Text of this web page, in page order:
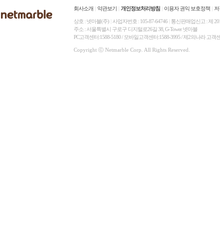
회사소개 약관보기 개인정보처리방침 이용자 권익 보호정책
상호 : 넷마블(주) 사업자번호 : 105-87-64746
통신판매업신고 : 제
주소 : 서울특별시 구로구 디지털로26길 38, G-Tower 넷마블
PC고객센터:1588-5180 / 모바일고객센터:1588-3995 / 제2의나라 고
Copyright ⓒ Netmarble Corp. All Rights Reserved.